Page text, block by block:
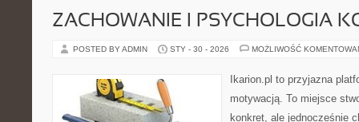
ZACHOWANIE I PSYCHOLOGIA
POSTED BY ADMIN STY - 30 - 2026 MOŻLIWOŚĆ
Ikarion.pl to przyjazna
motywacją. To miejsce
konkret, ale jednocześnie